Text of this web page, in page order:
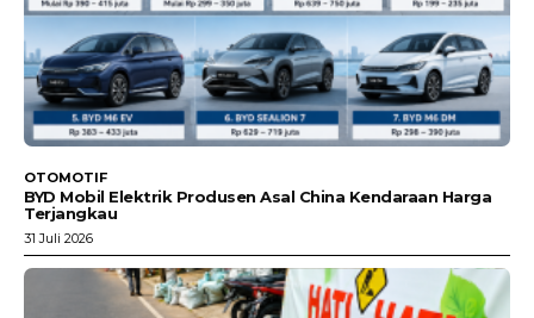
OTOMOTIF
BYD Mobil Elektrik Produsen Asal China Kendaraan Harga
Terjangkau
31 Juli 2026